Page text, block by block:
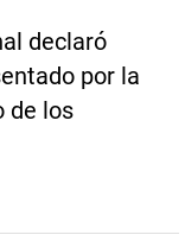
declaró
por la
de los